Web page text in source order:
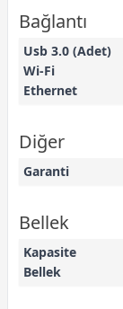
Bağlantı
Usb 3.0 (Adet)
Wi-Fi
Ethernet
Diğer
Garanti
Bellek
Kapasite
Bellek